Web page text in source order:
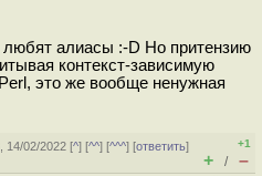
алиасы :-D Но притензию
контекст-зависимую
это же вообще ненужная
14/02/2022 [^] [^^] [^^^] [ответить]
+1
+ / –